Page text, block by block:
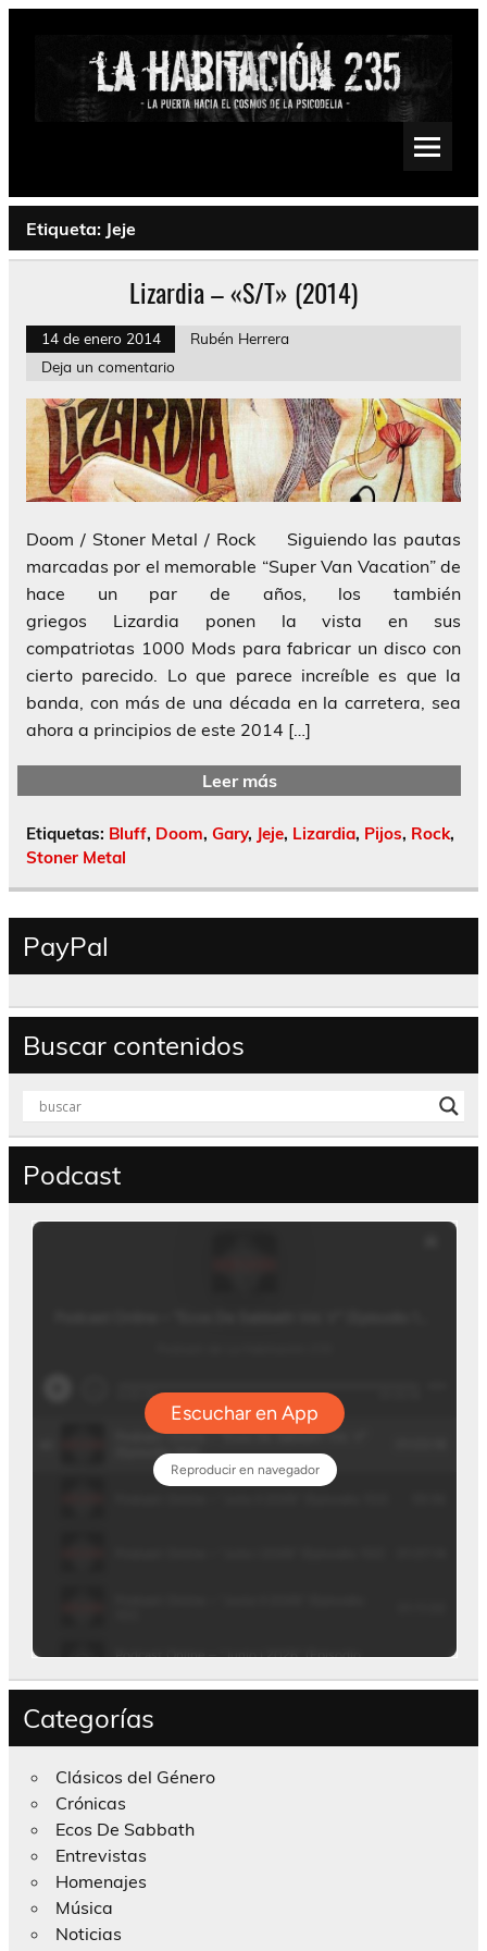
Saltar
Psychedelic, Stoner, Doom, Sludge, Fuzz, Space, Drone
Etiqueta: Jeje
Lizardia – «S/T» (2014)
14 de enero 2014
Rubén Herrera
Deja un comentario
Doom / Stoner Metal / Rock Siguiendo las pautas
marcadas por el memorable “Super Van Vacation” de
hace un par de años, los también
griegos Lizardia ponen la vista en sus
compatriotas 1000 Mods para fabricar un disco con
cierto parecido. Lo que parece increíble es que la
banda, con más de una década en la carretera, sea
ahora a principios de este 2014 […]
Leer más
Etiquetas: Bluff, Doom, Gary, Jeje, Lizardia, Pijos, Rock,
Stoner Metal
PayPal
Buscar contenidos
Podcast
Categorías
Clásicos del Género
Crónicas
Ecos De Sabbath
Entrevistas
Homenajes
Música
Noticias